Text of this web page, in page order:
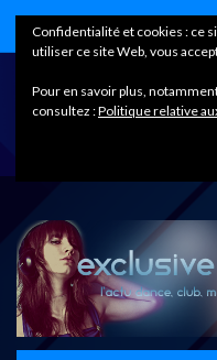
Confidentialité et cookies : ce
utiliser ce site Web, vous
Pour en savoir plus,
consultez :Politique relative